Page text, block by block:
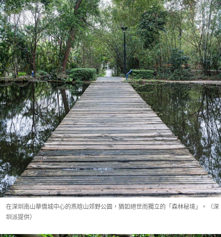
在深圳南山華僑城中心的燕晗山郊野公園，猶如絕世而獨立的「森林秘境」。（深
圳派提供）